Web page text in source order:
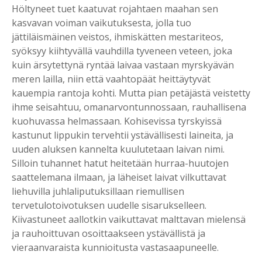
Höltyneet tuet kaatuvat rojahtaen maahan sen
kasvavan voiman vaikutuksesta, jolla tuo
jättiläismäinen veistos, ihmiskätten mestariteos,
syöksyy kiihtyvällä vauhdilla tyveneen veteen, joka
kuin ärsytettynä ryntää laivaa vastaan myrskyävän
meren lailla, niin että vaahtopäät heittäytyvät
kauempia rantoja kohti. Mutta pian petäjästä veistetty
ihme seisahtuu, omanarvontunnossaan, rauhallisena
kuohuvassa helmassaan. Kohisevissa tyrskyissä
kastunut lippukin tervehtii ystävällisesti laineita, ja
uuden aluksen kannelta kuulutetaan laivan nimi.
Silloin tuhannet hatut heitetään hurraa-huutojen
saattelemana ilmaan, ja läheiset laivat vilkuttavat
liehuvilla juhlaliputuksillaan riemullisen
tervetulotoivotuksen uudelle sisarukselleen.
Kiivastuneet aallotkin vaikuttavat malttavan mielensä
ja rauhoittuvan osoittaakseen ystävällistä ja
vieraanvaraista kunnioitusta vastasaapuneelle.